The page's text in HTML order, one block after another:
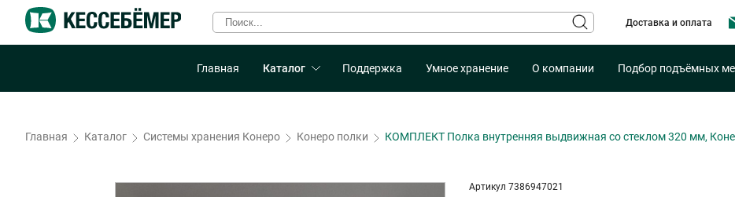
Доставка и оплата
Главная Каталог Поддержка Умное хранение О компании Подбор подъёмных
Главная Каталог Системы хранения Конеро Конеро полки КОМПЛЕКТ Полка внутренняя выдвижная со стеклом 320 мм,
Артикул 7386947021